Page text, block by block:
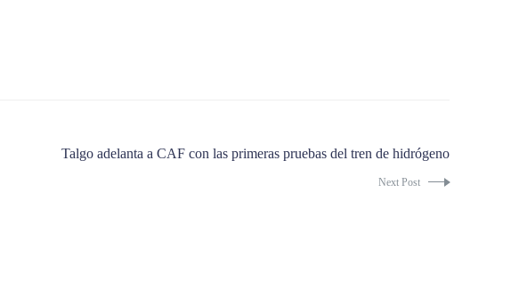
Talgo adelanta a CAF con las primeras pruebas del tren de hidrógeno
Next Post